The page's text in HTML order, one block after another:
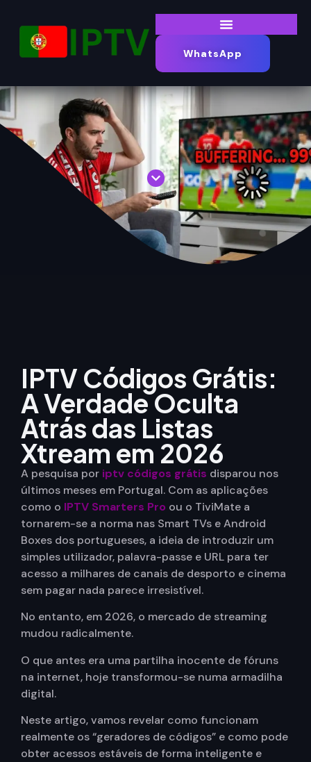
WhatsApp
IPTV Códigos Grátis:
A Verdade Oculta
Atrás das Listas
Xtream em 2026
A pesquisa por iptv códigos grátis disparou nos
últimos meses em Portugal. Com as aplicações
como o IPTV Smarters Pro ou o TiviMate a
tornarem-se a norma nas Smart TVs e Android
Boxes dos portugueses, a ideia de introduzir um
simples utilizador, palavra-passe e URL para ter
acesso a milhares de canais de desporto e cinema
sem pagar nada parece irresistível.
No entanto, em 2026, o mercado de streaming
mudou radicalmente.
O que antes era uma partilha inocente de fóruns
na internet, hoje transformou-se numa armadilha
digital.
Neste artigo, vamos revelar como funcionam
realmente os “geradores de códigos” e como pode
obter acessos estáveis de forma inteligente e